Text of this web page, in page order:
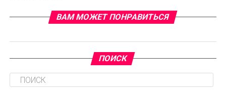
В Ленинградской области сняты все
В Ленинградской области за последние сутки
выявлено 40 новых случаев инфицирования COVID-
19
ВАМ МОЖЕТ ПОНРАВИТЬСЯ
ПОИСК